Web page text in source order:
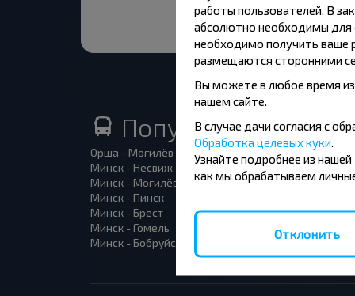
Популярные
Орша - Могилёв
Минск - Несвиж
Минск - Могилёв
Минск - Пинск
Минск - Брест
Минск - Гомель
Минск - Бобруйск
Брест -
Брест
Санкт-
работы пользователей. В
абсолютно необходимы для
необходимо получить ваше
размещаются сторонними
Вы можете в любое время
нашем сайте.
В случае дачи согласия с
Обработка целевых куки
Узнайте подробнее из нашей
как мы обрабатываем
Отклонить